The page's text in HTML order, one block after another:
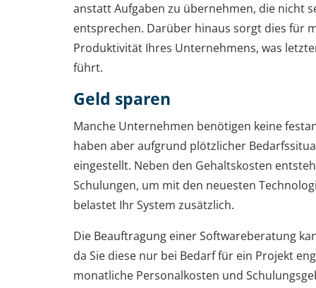
anstatt Aufgaben zu übernehmen, die nicht
entsprechen. Darüber hinaus sorgt dies für
Produktivität Ihres Unternehmens, was
führt.
Geld sparen
Manche Unternehmen benötigen keine
haben aber aufgrund plötzlicher
eingestellt. Neben den Gehaltskosten
Schulungen, um mit den neuesten
belastet Ihr System zusätzlich.
Die Beauftragung einer Softwareberatung
da Sie diese nur bei Bedarf für ein Projekt
monatliche Personalkosten und